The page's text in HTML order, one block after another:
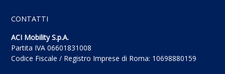
CONTATTI
ACI Mobility S.p.A.
Partita IVA 06601831008
Codice Fiscale / Registro Imprese di Roma: 10698880159